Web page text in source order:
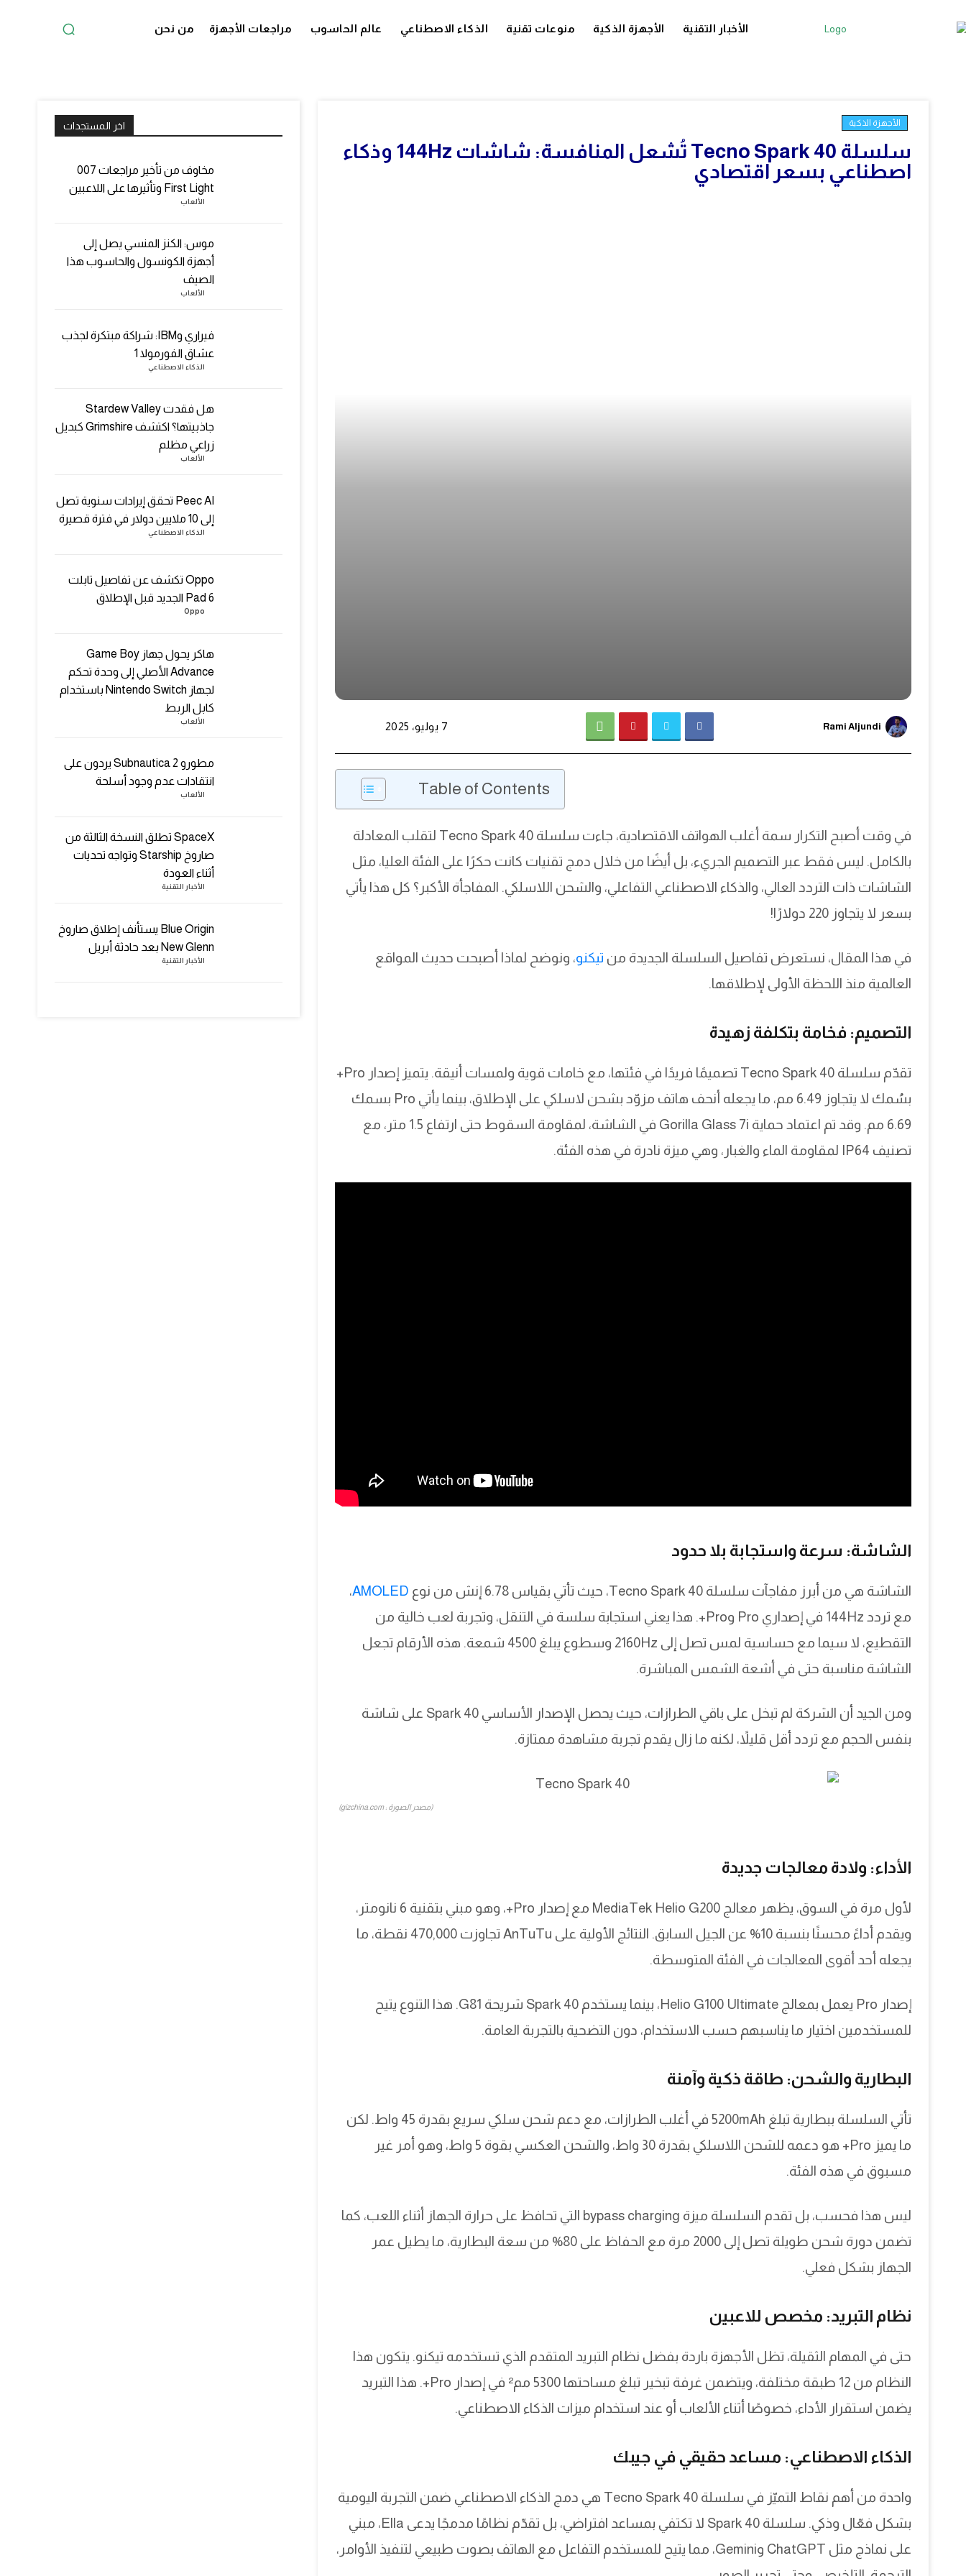
الأخبار التقنية الأجهزة الذكية منوعات تقنية الذكاء الاصطناعي عالم الحاسوب مراجعات الأجهزة من نحن
الأجهزة الذكية
سلسلة Tecno Spark 40 تُشعل المنافسة: شاشات 144Hz وذكاء
اصطناعي بسعر اقتصادي
Rami Aljundi 7 يوليو، 2025
Table of Contents
في وقت أصبح التكرار سمة أغلب الهواتف الاقتصادية، جاءت سلسلة Tecno Spark 40 لتقلب المعادلة
بالكامل. ليس فقط عبر التصميم الجريء، بل أيضًا من خلال دمج تقنيات كانت حكرًا على الفئة العليا، مثل
الشاشات ذات التردد العالي، والذكاء الاصطناعي التفاعلي، والشحن اللاسلكي. المفاجأة الأكبر؟ كل هذا يأتي
بسعر لا يتجاوز 220 دولارًا!
في هذا المقال، نستعرض تفاصيل السلسلة الجديدة من تيكنو، ونوضح لماذا أصبحت حديث المواقع
العالمية منذ اللحظة الأولى لإطلاقها.
التصميم: فخامة بتكلفة زهيدة
تقدّم سلسلة Tecno Spark 40 تصميمًا فريدًا في فئتها، مع خامات قوية ولمسات أنيقة. يتميز إصدار Pro+
بسُمك لا يتجاوز 6.49 مم، ما يجعله أنحف هاتف مزوّد بشحن لاسلكي على الإطلاق، بينما يأتي Pro بسمك
6.69 مم. وقد تم اعتماد حماية Gorilla Glass 7i في الشاشة، لمقاومة السقوط حتى ارتفاع 1.5 متر، مع
تصنيف IP64 لمقاومة الماء والغبار، وهي ميزة نادرة في هذه الفئة.
الشاشة: سرعة واستجابة بلا حدود
الشاشة هي من أبرز مفاجآت سلسلة Tecno Spark 40، حيث تأتي بقياس 6.78 إنش من نوع AMOLED،
مع تردد 144Hz في إصداري Pro وPro+. هذا يعني استجابة سلسة في التنقل، وتجربة لعب خالية من
التقطيع، لا سيما مع حساسية لمس تصل إلى 2160Hz وسطوع يبلغ 4500 شمعة. هذه الأرقام تجعل
الشاشة مناسبة حتى في أشعة الشمس المباشرة.
ومن الجيد أن الشركة لم تبخل على باقي الطرازات، حيث يحصل الإصدار الأساسي Spark 40 على شاشة
بنفس الحجم مع تردد أقل قليلاً، لكنه ما زال يقدم تجربة مشاهدة ممتازة.
(مصدر الصورة : gizchina.com)
الأداء: ولادة معالجات جديدة
لأول مرة في السوق، يظهر معالج MediaTek Helio G200 مع إصدار Pro+، وهو مبني بتقنية 6 نانومتر،
ويقدم أداءً محسنًا بنسبة 10% عن الجيل السابق. النتائج الأولية على AnTuTu تجاوزت 470,000 نقطة، ما
يجعله أحد أقوى المعالجات في الفئة المتوسطة.
إصدار Pro يعمل بمعالج Helio G100 Ultimate، بينما يستخدم Spark 40 شريحة G81. هذا التنوع يتيح
للمستخدمين اختيار ما يناسبهم حسب الاستخدام، دون التضحية بالتجربة العامة.
البطارية والشحن: طاقة ذكية وآمنة
تأتي السلسلة ببطارية تبلغ 5200mAh في أغلب الطرازات، مع دعم شحن سلكي سريع بقدرة 45 واط. لكن
ما يميز Pro+ هو دعمه للشحن اللاسلكي بقدرة 30 واط، والشحن العكسي بقوة 5 واط، وهو أمر غير
مسبوق في هذه الفئة.
ليس هذا فحسب، بل تقدم السلسلة ميزة bypass charging التي تحافظ على حرارة الجهاز أثناء اللعب، كما
تضمن دورة شحن طويلة تصل إلى 2000 مرة مع الحفاظ على 80% من سعة البطارية، ما يطيل عمر
الجهاز بشكل فعلي.
نظام التبريد: مخصص للاعبين
حتى في المهام الثقيلة، تظل الأجهزة باردة بفضل نظام التبريد المتقدم الذي تستخدمه تيكنو. يتكون هذا
النظام من 12 طبقة مختلفة، ويتضمن غرفة تبخير تبلغ مساحتها 5300 مم² في إصدار Pro+. هذا التبريد
يضمن استقرار الأداء، خصوصًا أثناء الألعاب أو عند استخدام ميزات الذكاء الاصطناعي.
الذكاء الاصطناعي: مساعد حقيقي في جيبك
واحدة من أهم نقاط التميّز في سلسلة Tecno Spark 40 هي دمج الذكاء الاصطناعي ضمن التجربة اليومية
بشكل فعّال وذكي. سلسلة Spark 40 لا تكتفي بمساعد افتراضي، بل تقدّم نظامًا مدمجًا يدعى Ella، مبني
على نماذج مثل ChatGPT وGemini، مما يتيح للمستخدم التفاعل مع الهاتف بصوت طبيعي لتنفيذ الأوامر،
اخر المستجدات
مخاوف من تأخير مراجعات 007
First Light وتأثيرها على اللاعبين
الألعاب
موس: الكنز المنسي يصل إلى
أجهزة الكونسول والحاسوب هذا
الصيف
الألعاب
فيراري وIBM: شراكة مبتكرة لجذب
عشاق الفورمولا 1
الذكاء الاصطناعي
هل فقدت Stardew Valley
جاذبيتها؟ اكتشف Grimshire كبديل
زراعي مظلم
الألعاب
Peec AI تحقق إيرادات سنوية تصل
إلى 10 ملايين دولار في فترة قصيرة
الذكاء الاصطناعي
Oppo تكشف عن تفاصيل تابلت
Pad 6 الجديد قبل الإطلاق
Oppo
هاكر يحول جهاز Game Boy
Advance الأصلي إلى وحدة تحكم
لجهاز Nintendo Switch باستخدام
كابل الربط
الألعاب
مطورو Subnautica 2 يردون على
انتقادات عدم وجود أسلحة
الألعاب
SpaceX تطلق النسخة الثالثة من
صاروخ Starship وتواجه تحديات
أثناء العودة
الأخبار التقنية
Blue Origin يستأنف إطلاق صاروخ
New Glenn بعد حادثة أبريل
الأخبار التقنية